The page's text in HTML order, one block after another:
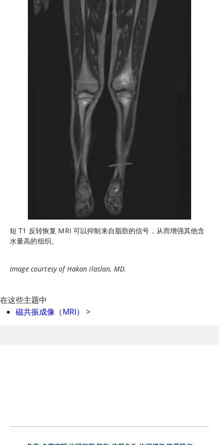
短 T1 反转恢复 MRI 可以抑制来自脂肪的信号，从而增强其他含
水量高的组织。
Image courtesy of Hakan Ilaslan, MD.
在这些主题中
磁共振成像（MRI）
>